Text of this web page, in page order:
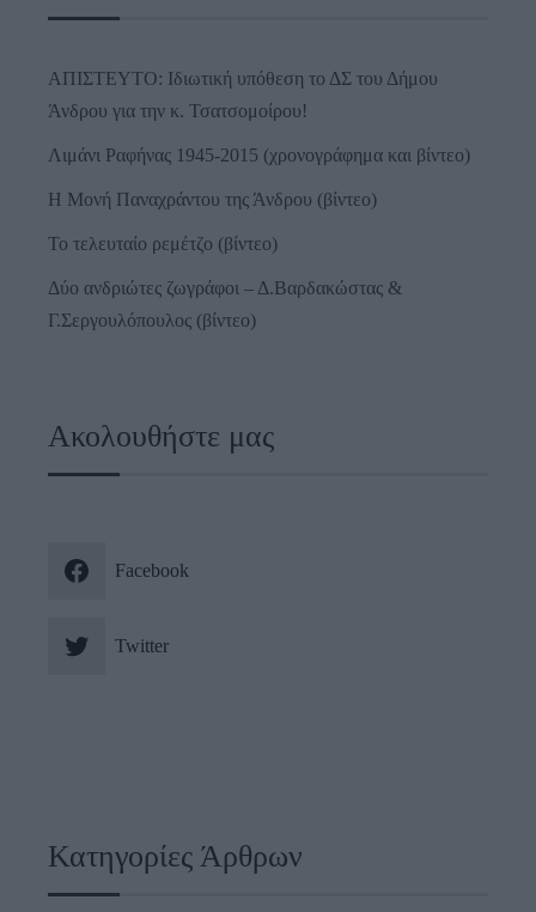
ΑΠΙΣΤΕΥΤΟ: Ιδιωτική υπόθεση το ΔΣ του Δήμου
Άνδρου για την κ. Τσατσομοίρου!
Λιμάνι Ραφήνας 1945-2015 (χρονογράφημα και βίντεο)
Η Μονή Παναχράντου της Άνδρου (βίντεο)
Το τελευταίο ρεμέτζο (βίντεο)
Δύο ανδριώτες ζωγράφοι – Δ.Βαρδακώστας &
Γ.Σεργουλόπουλος (βίντεο)
Ακολουθήστε μας
Facebook
Twitter
Κατηγορίες Άρθρων